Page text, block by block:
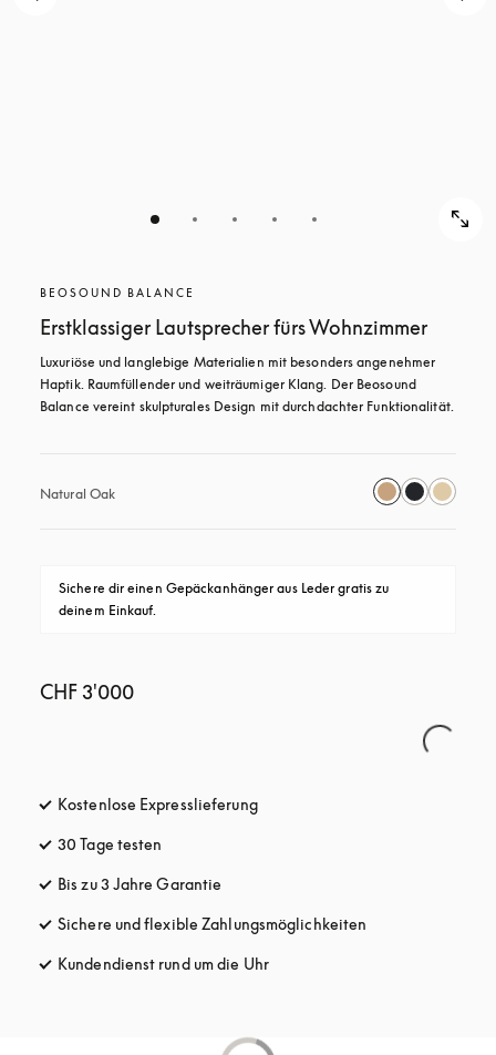
BEOSOUND BALANCE
Erstklassiger Lautsprecher fürs Wohnzimmer
Luxuriöse und langlebige Materialien mit besonders angenehmer
Haptik. Raumfüllender und weiträumiger Klang. Der Beosound
Balance vereint skulpturales Design mit durchdachter Funktionalität.
Natural Oak
Sichere dir einen Gepäckanhänger aus Leder gratis zu
deinem Einkauf.
CHF 3'000
Kostenlose Expresslieferungöffnet sich in einem neuen Tab
30 Tage testen
Bis zu 3 Jahre Garantie
Sichere und flexible Zahlungsmöglichkeiten
Kundendienst rund um die Uhröffnet sich in einem neuen Tab